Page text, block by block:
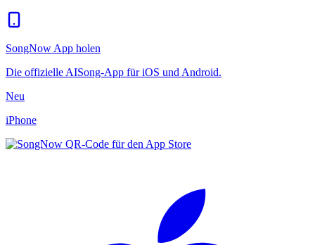
SongNow App holen
Die offizielle AISong-App für iOS und Android.
Neu
iPhone